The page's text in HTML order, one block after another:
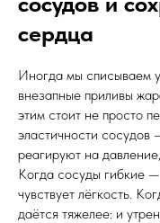
сердца
Иногда мы списываем
внезапные приливы
этим стоит не просто
эластичности сосудов
реагируют на
Когда сосуды гибкие
чувствует лёгкость.
даётся тяжелее: и